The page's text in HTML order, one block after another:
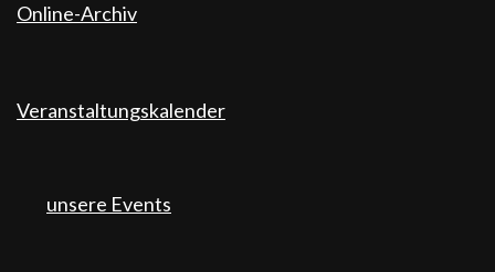
Online-Archiv
Veranstaltungskalender
unsere Events